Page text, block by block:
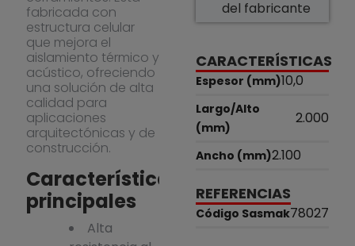
fabricada con
estructura celular
que mejora el
aislamiento térmico y
acústico, ofreciendo
una solución de alta
calidad para
aplicaciones
arquitectónicas y de
construcción.
Características
principales
Alta
del fabricante
CARACTERÍSTICAS
Espesor (mm)10,0
Largo/Alto
(mm)
2.000
Ancho (mm)2.100
REFERENCIAS
Código Sasmak78027